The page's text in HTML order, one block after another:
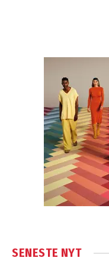
SENESTE NYT